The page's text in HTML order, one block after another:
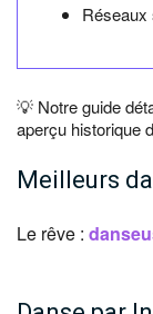
Réseaux
💡 Notre guide
aperçu historique
Meilleurs
Le rêve :